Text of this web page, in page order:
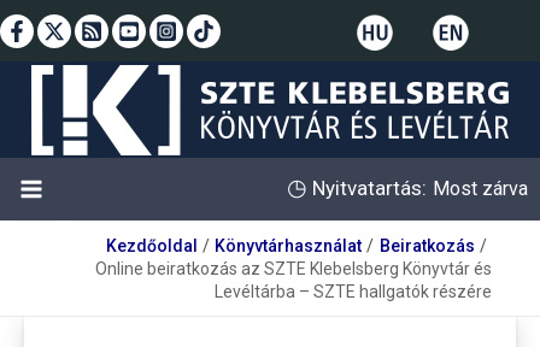
Skip
to
◷ Nyitvatartás: Most zárva
Kezdőoldal Könyvtárhasználat
Beiratkozás
Online beiratkozás az SZTE Klebelsberg Könyvtár és
Levéltárba – SZTE hallgatók részére